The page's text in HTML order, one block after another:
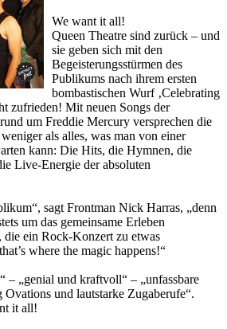
We want it all!
Queen Theatre sind zurück – und
sie geben sich mit den
Begeisterungsstürmen des
Publikums nach ihrem ersten
bombastischen Wurf ‚Celebrating
zufrieden! Mit neuen Songs der
um Freddie Mercury versprechen die
als alles, was man von einer
kann: Die Hits, die Hymnen, die
Live-Energie der absoluten
sagt Frontman Nick Harras, „denn
um das gemeinsame Erleben
die ein Rock-Konzert zu etwas
where the magic happens!“
– „genial und kraftvoll“ – „unfassbare
Ovations und lautstarke Zugaberufe“.
it all!